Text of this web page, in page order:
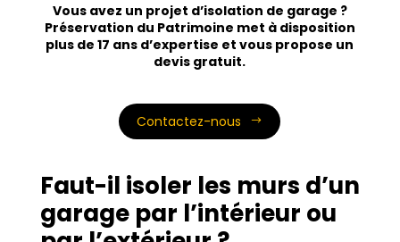
Vous avez un projet d’isolation de garage ?
Préservation du Patrimoine met à disposition
plus de 17 ans d’expertise et vous propose un
devis gratuit.
Contactez-nous
Faut-il isoler les murs d’un
garage par l’intérieur ou